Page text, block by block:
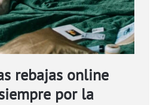
rebajas online
por la